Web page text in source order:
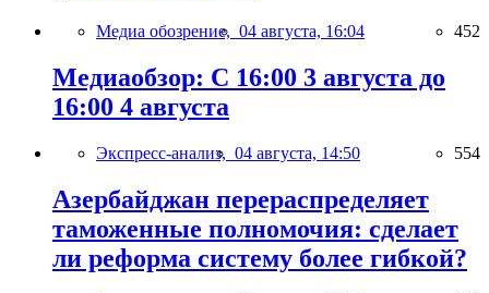
Медиа обозрение, 04 августа, 16:04 452
Медиаобзор: С 16:00 3 августа до
16:00 4 августа
Экспресс-анализ, 04 августа, 14:50 554
Азербайджан перераспределяет
таможенные полномочия: сделает
ли реформа систему более гибкой?